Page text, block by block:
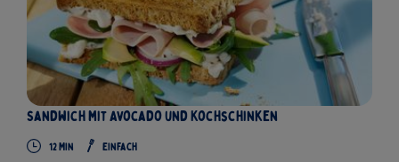
Sandwich mit Avocado und Kochschinken
12Min Einfach